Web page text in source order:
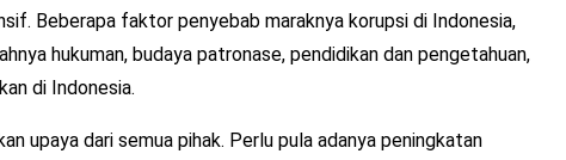
Beberapa faktor penyebab maraknya korupsi di Indonesia,
hukuman, budaya patronase, pendidikan dan pengetahuan,
di Indonesia.
upaya dari semua pihak. Perlu pula adanya peningkatan